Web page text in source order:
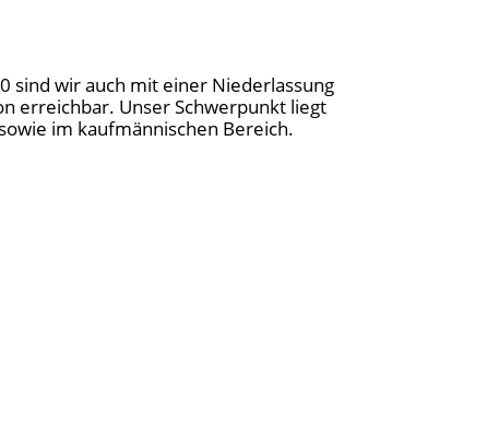
sind wir auch mit einer Niederlassung
erreichbar. Unser Schwerpunkt liegt
im kaufmännischen Bereich.